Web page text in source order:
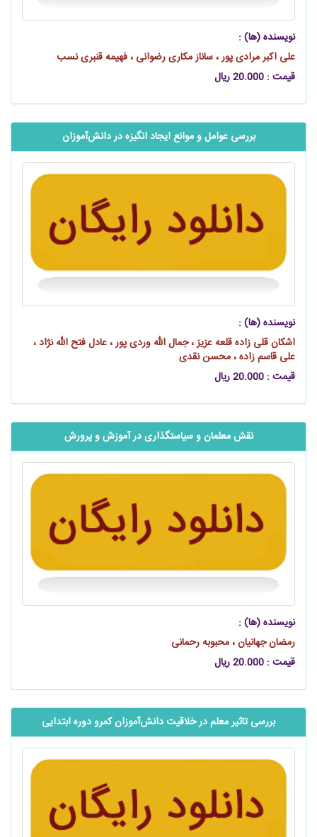
نویسنده (ها) :
علی اکبر مرادی‌ پور ، ساناز مکاری رضوانی ، فهیمه قنبری نسب
قیمت : 20.000 ریال
بررسی عوامل و موانع ایجاد انگیزه در ‌‌‌‌دانش‌آموزان
نویسنده (ها) :
اشکان قلی‌ زاده قلعه عزیز ، جمال الله وردی‌ پور ، عادل فتح الله‌ نژاد ،
علی قاسم‌ زاده ، محسن نقدی
قیمت : 20.000 ریال
نقش معلمان و سیاستگذاری در آموزش و پرورش
نویسنده (ها) :
رمضان جهانیان ، محبوبه رحمانی
قیمت : 20.000 ریال
بررسی تاثیر معلم در خلاقیت ‌‌‌‌‌دانش‌آموزان کمرو دوره ابتدایی